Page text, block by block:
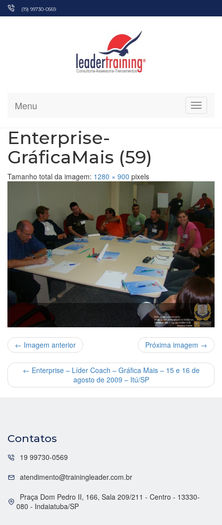
Pular
(19) 99730-0569
Menu
Enterprise-
GráficaMais (59)
Tamanho total da imagem: 1280 × 900 pixels
← Imagem anterior Próxima imagem →
← Enterprise – Líder Coach – Gráfica Mais – 15 e 16 de
agosto de 2009 – Itú/SP
Contatos
19 99730-0569
atendimento@trainingleader.com.br
Praça Dom Pedro II, 166, Sala 209/211 - Centro - 13330-
080 - Indaiatuba/SP